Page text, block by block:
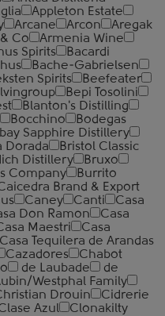
Appleton Estate
Arcane Arcon
Aregak
Co
Armenia Wine
Spirits
Bacardi
Bache-Gabrielsen
Spirits
Beefeater
Bepi Tosolini
Blanton's Distilling
Bocchino
Bodegas
Sapphire Distillery
Dorada
Bristol Classic
Distillery
Bruxo
Company
Burrito
Brand & Export
Caney Canti
Casa
Don Ramon
Casa
Maestri
Casa
Casa Tequilera de Arandas
Cazadores
Chabot
de Laubade
de
Westphal Family
Drouin
Cidrerie
Azul
Clonakilty